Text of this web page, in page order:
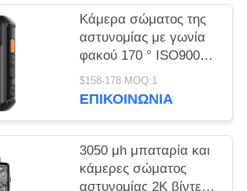
Κάμερα σώματος της
αστυνομίας με γωνία
φακού 170 ° ISO9001
BSCI SEDEX
πιστοποιημένη και HD
$158-178 MOQ:1
ΕΠΙΚΟΙΝΩΝΊΑ
3050 μh μπαταρία και
κάμερες σώματος
αστυνομίας 2K βίντεο